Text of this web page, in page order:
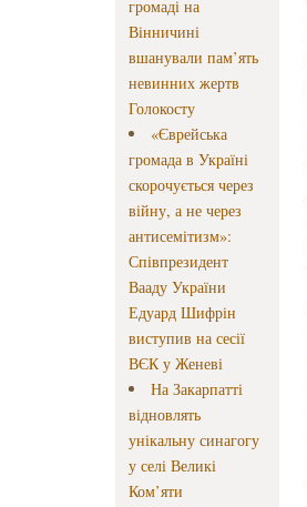
громаді на
Вінничині
вшанували пам’ять
невинних жертв
Голокосту
«Єврейська
громада в Україні
скорочується через
війну, а не через
антисемітизм»:
Співпрезидент
Вааду України
Едуард Шифрін
виступив на сесії
ВЄК у Женеві
На Закарпатті
відновлять
унікальну синагогу
у селі Великі
Ком’яти